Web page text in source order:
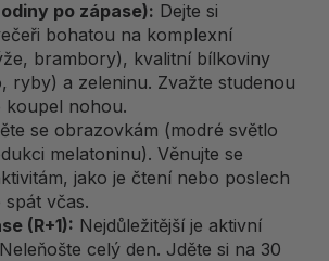
po zápase): Dejte si
bohatou na komplexní
brambory), kvalitní bílkoviny
ryby) a zeleninu. Zvažte studenou
nohou.
se obrazovkám (modré světlo
melatoninu). Věnujte se
jako je čtení nebo poslech
spát včas.
(R+1): Nejdůležitější je aktivní
celý den. Jděte si na 30